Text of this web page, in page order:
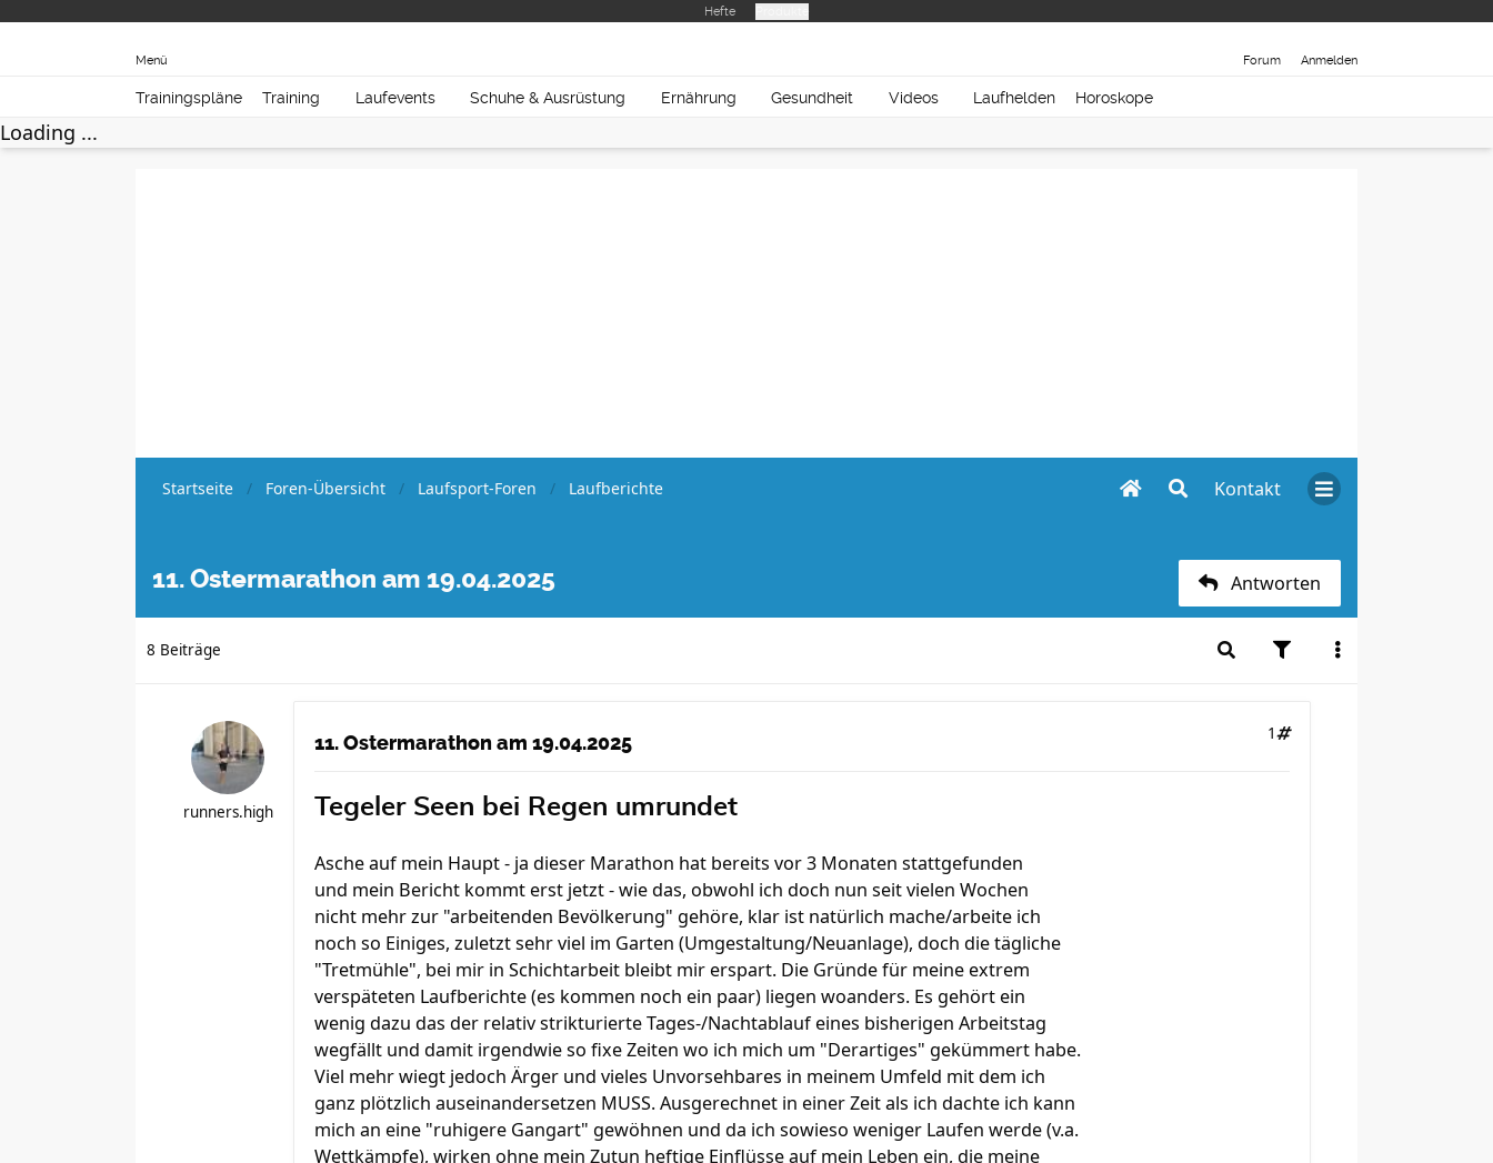
Hefte
Forum Anmelden
Menü
Trainingspläne Training Laufevents Schuhe & Ausrüstung Ernährung Gesundheit Videos Laufhelden Horoskope
Loading ...
Kontakt
Startseite Foren-Übersicht Laufsport-Foren Laufberichte
11. Ostermarathon am 19.04.2025 Antworten
8 Beiträge
runners.high
11. Ostermarathon am 19.04.2025 1
Tegeler Seen bei Regen umrundet
Asche auf mein Haupt - ja dieser Marathon hat bereits vor 3 Monaten stattgefunden
und mein Bericht kommt erst jetzt - wie das, obwohl ich doch nun seit vielen Wochen
nicht mehr zur "arbeitenden Bevölkerung" gehöre, klar ist natürlich mache/arbeite ich
noch so Einiges, zuletzt sehr viel im Garten (Umgestaltung/Neuanlage), doch die tägliche
"Tretmühle", bei mir in Schichtarbeit bleibt mir erspart. Die Gründe für meine extrem
verspäteten Laufberichte (es kommen noch ein paar) liegen woanders. Es gehört ein
wenig dazu das der relativ strikturierte Tages-/Nachtablauf eines bisherigen Arbeitstag
wegfällt und damit irgendwie so fixe Zeiten wo ich mich um "Derartiges" gekümmert habe.
Viel mehr wiegt jedoch Ärger und vieles Unvorsehbares in meinem Umfeld mit dem ich
ganz plötzlich auseinandersetzen MUSS. Ausgerechnet in einer Zeit als ich dachte ich kann
mich an eine "ruhigere Gangart" gewöhnen und da ich sowieso weniger Laufen werde (v.a.
Wettkämpfe), wirken ohne mein Zutun heftige Einflüsse auf mein Leben ein, die meine